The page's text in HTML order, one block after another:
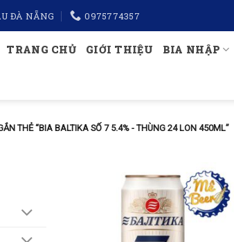
ĐÀ NẴNG 0975774357
TRANG CHỦ GIỚI THIỆU BIA NHẬP
THẺ “BIA BALTIKA SỐ 7 5.4% - THÙNG 24 LON 450ML”